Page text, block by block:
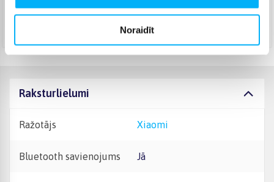
Noraidīt
DPD kurjers (4,99 €)
Raksturlielumi
Ražotājs Xiaomi
Bluetooth savienojums Jā